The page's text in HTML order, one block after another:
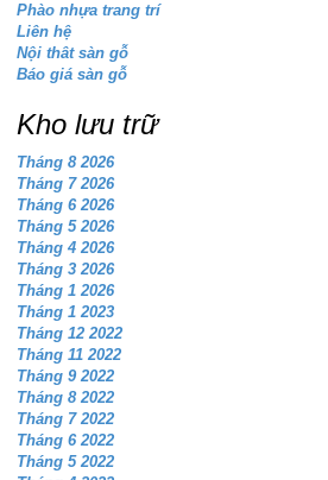
Phào nhựa trang trí
Liên hệ
Nội thât sàn gỗ
Báo giá sàn gỗ
Kho lưu trữ
Tháng 8 2026
Tháng 7 2026
Tháng 6 2026
Tháng 5 2026
Tháng 4 2026
Tháng 3 2026
Tháng 1 2026
Tháng 1 2023
Tháng 12 2022
Tháng 11 2022
Tháng 9 2022
Tháng 8 2022
Tháng 7 2022
Tháng 6 2022
Tháng 5 2022